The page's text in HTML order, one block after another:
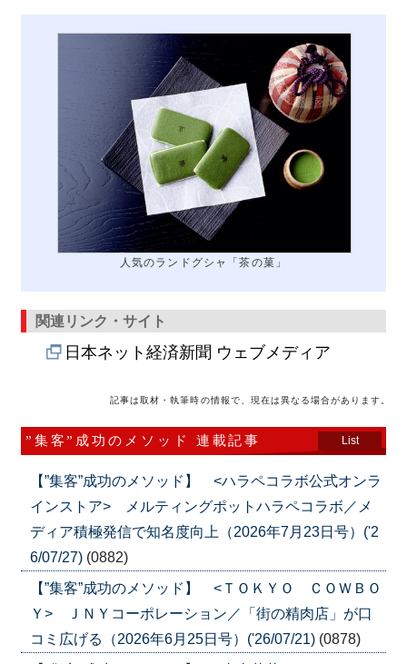
人気のランドグシャ「茶の菓」
関連リンク・サイト
日本ネット経済新聞 ウェブメディア
記事は取材・執筆時の情報で、現在は異なる場合があります。
”集客”成功のメソッド 連載記事 List
【”集客”成功のメソッド】 <ハラペコラボ公式オンラ
インストア> メルティングポットハラペコラボ／メ
ディア積極発信で知名度向上（2026年7月23日号）('2
6/07/27) (0882)
【”集客”成功のメソッド】 <ＴＯＫＹＯ ＣＯＷＢＯ
Ｙ> ＪＮＹコーポレーション／「街の精肉店」が口
コミ広げる（2026年6月25日号）('26/07/21) (0878)